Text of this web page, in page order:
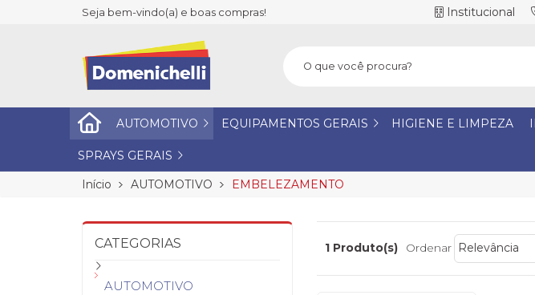
Seja bem-vindo(a) e boas compras! Institucional
AUTOMOTIVO EQUIPAMENTOS GERAIS HIGIENE E LIMPEZA
SPRAYS GERAIS
Início
AUTOMOTIVO EMBELEZAMENTO
CATEGORIAS
AUTOMOTIVO
1 Produto(s) Ordenar Relevância